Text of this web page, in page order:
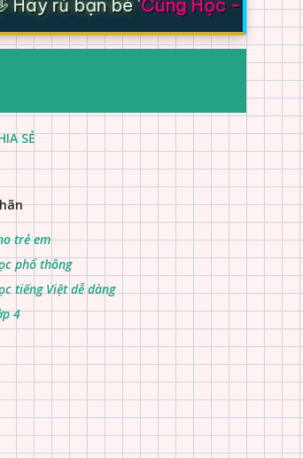
rủ bạn bè 'Cùng Học - Cùng
SẺ
trẻ em
phổ thông
tiếng Việt dễ dàng
4